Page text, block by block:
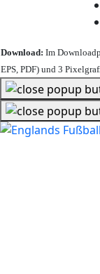
Download: Im
EPS, PDF) und 3